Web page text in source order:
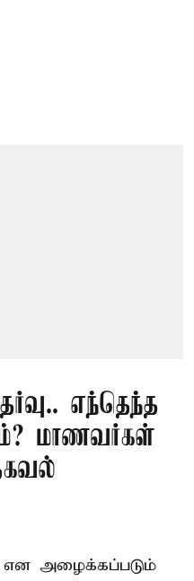
எந்தெந்த
மாணவர்கள்
என அழைக்கப்படும்